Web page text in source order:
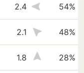
2.4 54%
2.1 48%
1.8 28%